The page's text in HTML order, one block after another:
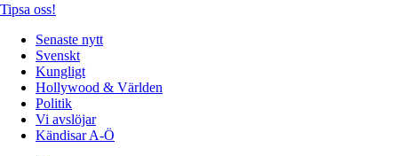
Tipsa oss!
Senaste nytt
Svenskt
Kungligt
Hollywood & Världen
Politik
Vi avslöjar
Kändisar A-Ö